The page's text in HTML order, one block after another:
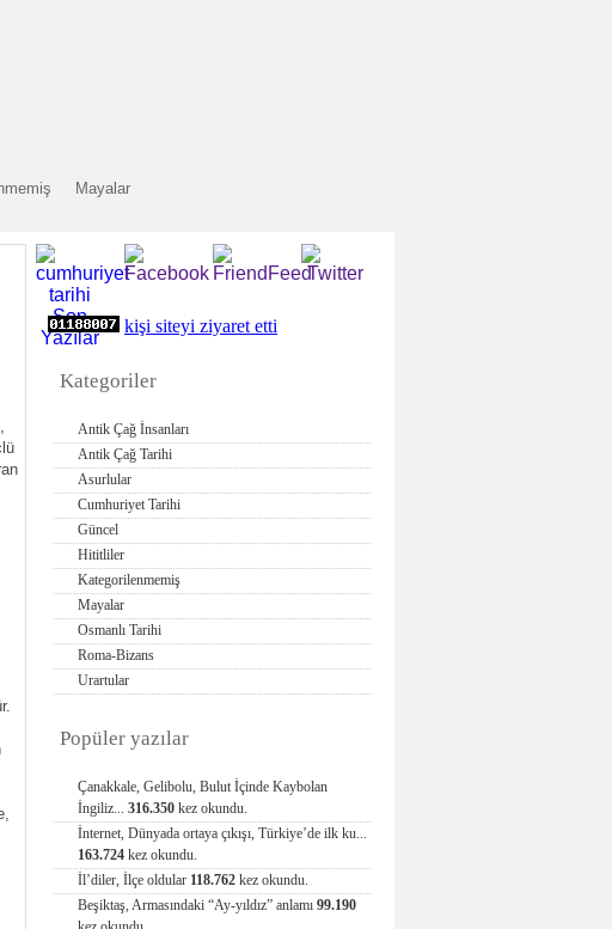
Mayalar
kişi siteyi ziyaret etti
Kategoriler
Antik Çağ İnsanları
Antik Çağ Tarihi
Asurlular
Cumhuriyet Tarihi
Güncel
Hititliler
Kategorilenmemiş
Mayalar
Osmanlı Tarihi
Roma-Bizans
Urartular
Popüler yazılar
Çanakkale, Gelibolu, Bulut İçinde Kaybolan
İngiliz... 316.350 kez okundu.
İnternet, Dünyada ortaya çıkışı, Türkiye’de ilk ku...
163.724 kez okundu.
İl’diler, İlçe oldular 118.762 kez okundu.
Beşiktaş, Armasındaki “Ay-yıldız” anlamı 99.190